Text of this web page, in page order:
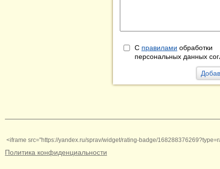
С правилами обработки
персональных данных
<iframe src="https://yandex.ru/sprav/widget/rating-badge/
Политика конфиденциальности